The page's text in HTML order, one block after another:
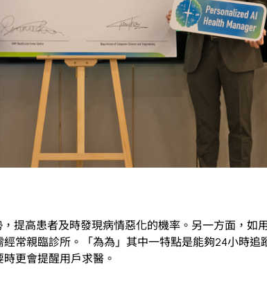
提高患者及時發現病情惡化的機率。另一方面，如
常親臨診所。「為為」其中一特點是能夠24小時追
更會提醒用戶求醫。